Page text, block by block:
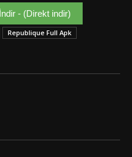
- (Direkt indir)
Republique Full Apk